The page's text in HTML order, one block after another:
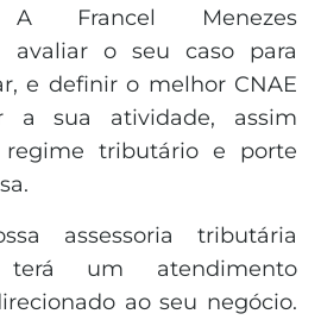
A Francel Menezes
avaliar o seu caso para
e definir o melhor CNAE
a sua atividade, assim
tributário e porte
assessoria tributária
um atendimento
ao seu negócio.